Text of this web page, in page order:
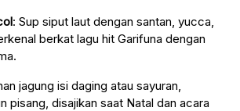
: Sup siput laut dengan santan, yucca,
berkat lagu hit Garifuna dengan
jagung isi daging atau sayuran,
pisang, disajikan saat Natal dan acara